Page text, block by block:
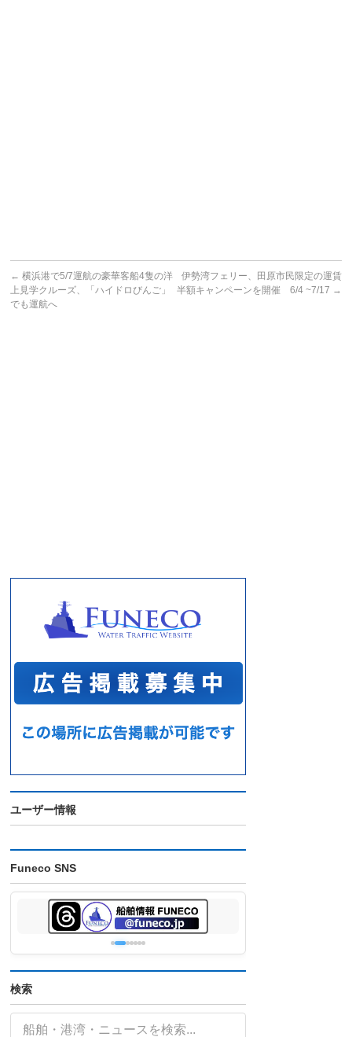
← 横浜港で5/7運航の豪華客船4隻の洋
上見学クルーズ、「ハイドロびんご」
でも運航へ
伊勢湾フェリー、田原市民限定の運賃
半額キャンペーンを開催 6/4 ~7/17 →
ユーザー情報
Funeco SNS
検索